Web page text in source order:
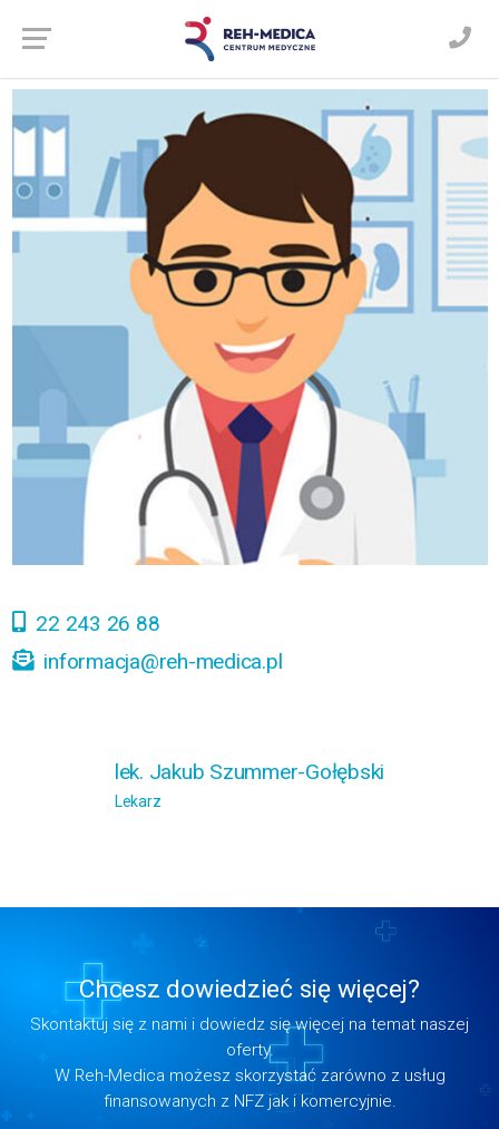
22 243 26 88
informacja@reh-medica.pl
lek. Jakub Szummer-Gołębski
Lekarz
Chcesz dowiedzieć się więcej?
Skontaktuj się z nami i dowiedz się więcej na temat naszej
oferty.
W Reh-Medica możesz skorzystać zarówno z usług
finansowanych z NFZ jak i komercyjnie.